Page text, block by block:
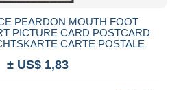
PEARDON MOUTH FOOT
PICTURE CARD POSTCARD
CARTE POSTALE
± US$ 1,83